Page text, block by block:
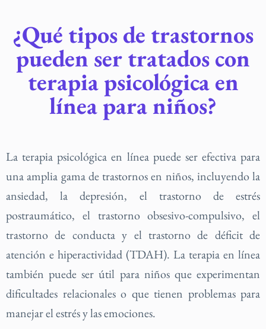
¿Qué tipos de trastornos
pueden ser tratados con
terapia psicológica en
línea para niños?
La terapia psicológica en línea puede ser efectiva para
una amplia gama de trastornos en niños, incluyendo la
ansiedad, la depresión, el trastorno de estrés
postraumático, el trastorno obsesivo-compulsivo, el
trastorno de conducta y el trastorno de déficit de
atención e hiperactividad (TDAH). La terapia en línea
también puede ser útil para niños que experimentan
dificultades relacionales o que tienen problemas para
manejar el estrés y las emociones.